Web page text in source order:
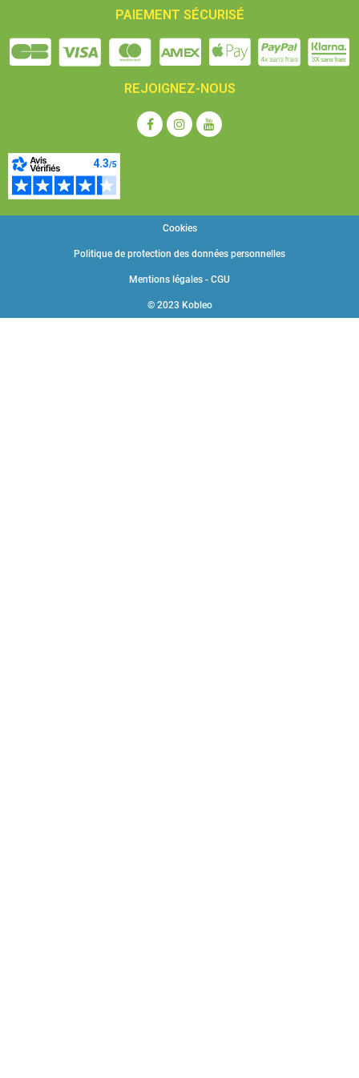
PAIEMENT SÉCURISÉ
REJOIGNEZ-NOUS
© 2023 Kobleo
Mentions légales - CGU
Politique de protection des données personnelles
Cookies